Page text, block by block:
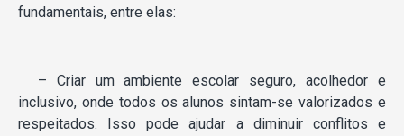
fundamentais, entre elas:
– Criar um ambiente escolar seguro, acolhedor e
inclusivo, onde todos os alunos sintam-se valorizados e
respeitados. Isso pode ajudar a diminuir conflitos e